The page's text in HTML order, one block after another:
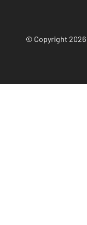
© Copyright 2026